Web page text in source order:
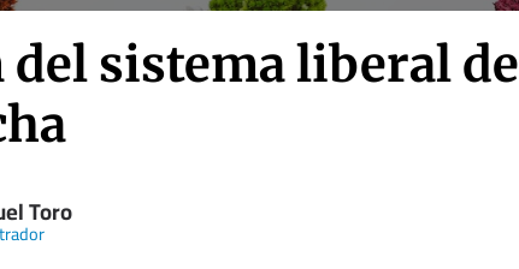
sistema liberal de
Toro